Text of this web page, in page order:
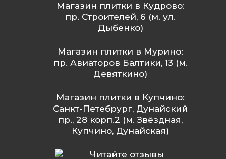
Магазин плитки в Кудрово:
пр. Строителей, 6 (м. ул.
Дыбенко)
Магазин плитки в Мурино:
пр. Авиаторов Балтики, 13 (м.
Девяткино)
Магазин плитки в Купчино:
Санкт-Петебрург, Дунайский
пр., 28 корп.2 (м. Звёздная,
Купчино, Дунайская)